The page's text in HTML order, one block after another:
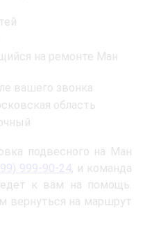
на ремонте Ман
вашего звонка
область
подвесного на Ман
999-90-24, и команда
к вам на помощь.
на маршрут